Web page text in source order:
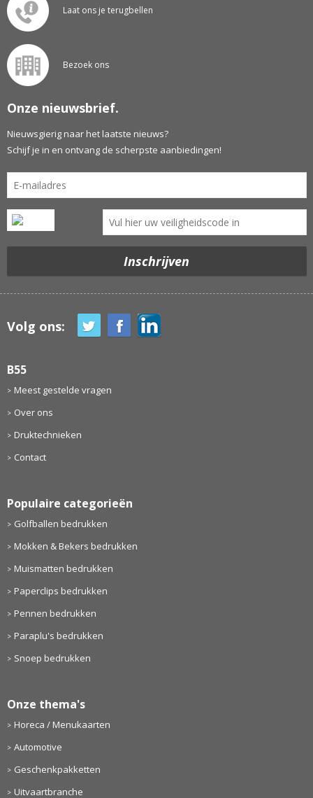
Laat ons je terugbellen
Bezoek ons
Onze nieuwsbrief.
Nieuwsgierig naar het laatste nieuws?
Schijf je in en ontvang de scherpste aanbiedingen!
Volg ons:
B55
Meest gestelde vragen
Over ons
Druktechnieken
Contact
Populaire categorieën
Golfballen bedrukken
Mokken & Bekers bedrukken
Muismatten bedrukken
Paperclips bedrukken
Pennen bedrukken
Paraplu's bedrukken
Snoep bedrukken
Onze thema's
Horeca / Menukaarten
Automotive
Geschenkpakketten
Uitvaartbranche